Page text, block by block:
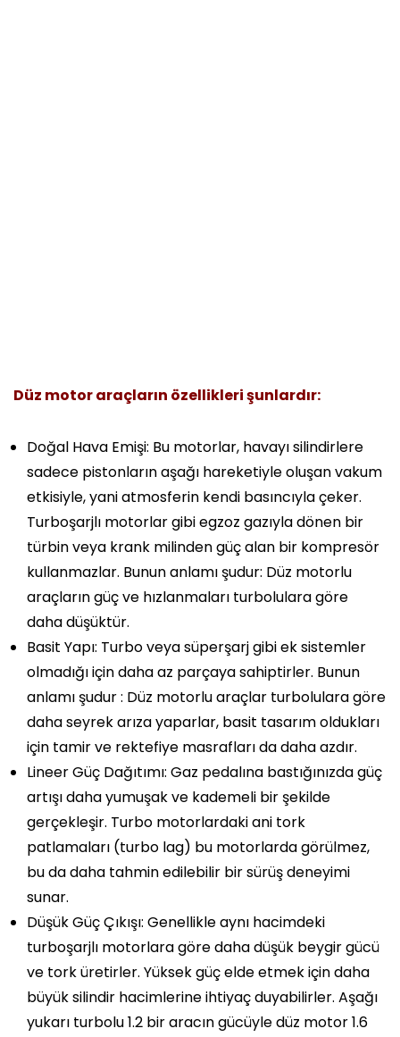
Düz motor araçların özellikleri şunlardır:
Doğal Hava Emişi: Bu motorlar, havayı silindirlere
sadece pistonların aşağı hareketiyle oluşan vakum
etkisiyle, yani atmosferin kendi basıncıyla çeker.
Turboşarjlı motorlar gibi egzoz gazıyla dönen bir
türbin veya krank milinden güç alan bir kompresör
kullanmazlar. Bunun anlamı şudur: Düz motorlu
araçların güç ve hızlanmaları turbolulara göre
daha düşüktür.
Basit Yapı: Turbo veya süperşarj gibi ek sistemler
olmadığı için daha az parçaya sahiptirler. Bunun
anlamı şudur : Düz motorlu araçlar turbolulara göre
daha seyrek arıza yaparlar, basit tasarım oldukları
için tamir ve rektefiye masrafları da daha azdır.
Lineer Güç Dağıtımı: Gaz pedalına bastığınızda güç
artışı daha yumuşak ve kademeli bir şekilde
gerçekleşir. Turbo motorlardaki ani tork
patlamaları (turbo lag) bu motorlarda görülmez,
bu da daha tahmin edilebilir bir sürüş deneyimi
sunar.
Düşük Güç Çıkışı: Genellikle aynı hacimdeki
turboşarjlı motorlara göre daha düşük beygir gücü
ve tork üretirler. Yüksek güç elde etmek için daha
büyük silindir hacimlerine ihtiyaç duyabilirler. Aşağı
yukarı turbolu 1.2 bir aracın gücüyle düz motor 1.6